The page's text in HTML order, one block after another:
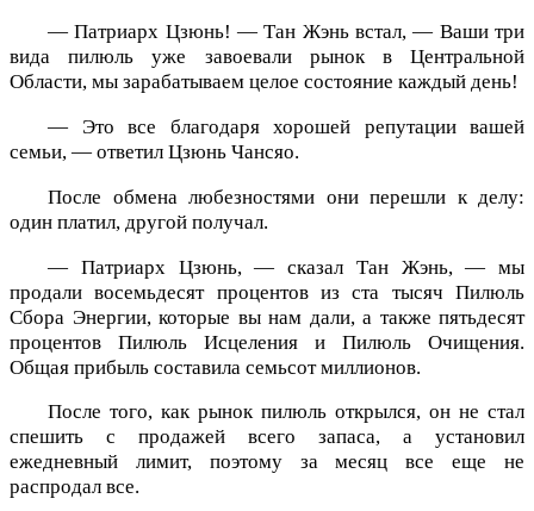
— Патриарх Цзюнь! — Тан Жэнь встал, — Ваши три
вида пилюль уже завоевали рынок в Центральной
Области, мы зарабатываем целое состояние каждый день!
— Это все благодаря хорошей репутации вашей
семьи, — ответил Цзюнь Чансяо.
После обмена любезностями они перешли к делу:
один платил, другой получал.
— Патриарх Цзюнь, — сказал Тан Жэнь, — мы
продали восемьдесят процентов из ста тысяч Пилюль
Сбора Энергии, которые вы нам дали, а также пятьдесят
процентов Пилюль Исцеления и Пилюль Очищения.
Общая прибыль составила семьсот миллионов.
После того, как рынок пилюль открылся, он не стал
спешить с продажей всего запаса, а установил
ежедневный лимит, поэтому за месяц все еще не
распродал все.